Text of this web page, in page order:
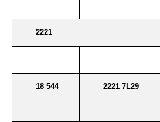
2221
18 544 2221 7L29